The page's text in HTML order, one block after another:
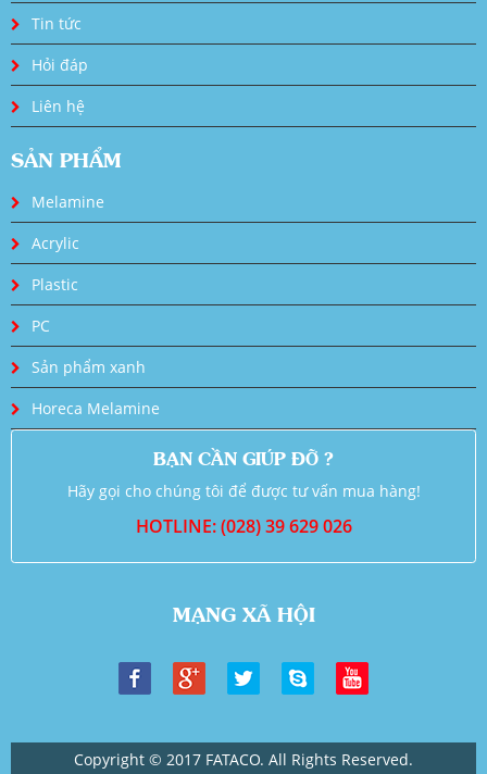
Tin tức
Hỏi đáp
Liên hệ
SẢN PHẨM
Melamine
Acrylic
Plastic
PC
Sản phẩm xanh
Horeca Melamine
BẠN CẦN GIÚP ĐỠ ?
Hãy gọi cho chúng tôi để được tư vấn mua hàng!
HOTLINE: (028) 39 629 026
MẠNG XÃ HỘI
Copyright © 2017 FATACO. All Rights Reserved.